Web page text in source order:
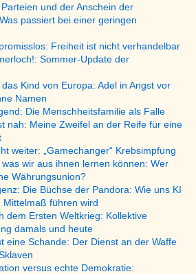
und der Anschein der
passiert bei einer geringen
Freiheit ist nicht verhandelbar
Sommer-Update der
Kind von Europa: Adel in Angst vor
Namen
Die Menschheitsfamilie als Falle
nah: Meine Zweifel an der Reife für eine
weiter: „Gamechanger“ Krebsimpfung
wir aus ihnen lernen können: Wer
Währungsunion?
Die Büchse der Pandora: Wie uns KI
Mittelmaß führen wird
dem Ersten Weltkrieg: Kollektive
damals und heute
eine Schande: Der Dienst an der Waffe
versus echte Demokratie: